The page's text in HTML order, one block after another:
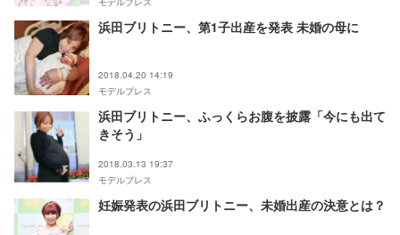
浜田ブリトニー、第1子出産を発表 未婚の母に
2018.04.20 14:19
モデルプレス
浜田ブリトニー、ふっくらお腹を披露「今にも出て
きそう」
2018.03.13 19:37
モデルプレス
妊娠発表の浜田ブリトニー、未婚出産の決意とは？